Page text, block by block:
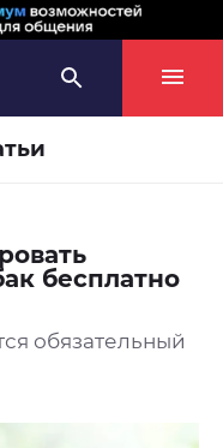
бесплатно
обязательный